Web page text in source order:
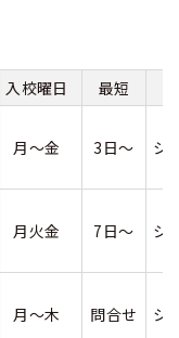
入校曜日 最短
月～金 3日～ シ
月火金 7日～ シ
月～木 問合せ シ